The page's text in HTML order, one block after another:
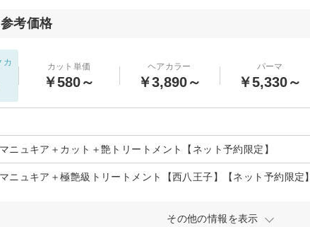
考価格
カ
カット単価
￥580～
ヘアカラー
￥3,890～
パーマ
￥5,330～
ニュキア＋カット＋艶トリートメント【ネット予約限定】
ニュキア＋極艶級トリートメント【西八王子】【ネット予約限定】
その他の情報を表示